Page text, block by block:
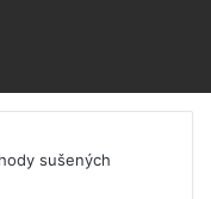
sušených